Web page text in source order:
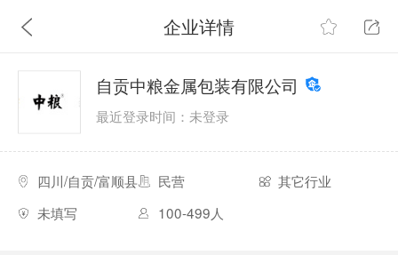
企业详情
自贡中粮金属包装有限公司
最近登录时间：未登录
四川/自贡/富顺县 民营
其它行业
未填写
100-499人